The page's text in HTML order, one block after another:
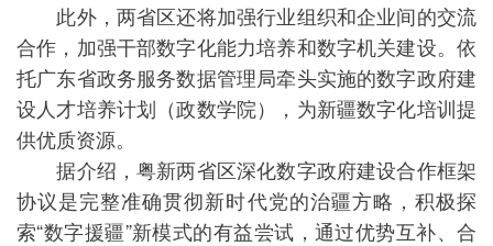
此外，两省区还将加强行业组织和企业间的交流
合作，加强干部数字化能力培养和数字机关建设。依
托广东省政务服务数据管理局牵头实施的数字政府建
设人才培养计划（政数学院），为新疆数字化培训提
供优质资源。
据介绍，粤新两省区深化数字政府建设合作框架
协议是完整准确贯彻新时代党的治疆方略，积极探
索“数字援疆”新模式的有益尝试，通过优势互补、合